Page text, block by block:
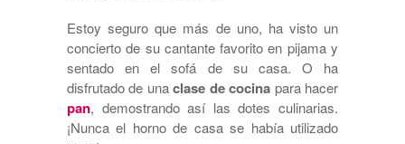
Estoy seguro que más de uno, ha visto un
concierto de su cantante favorito en pijama y
sentado en el sofá de su casa. O ha
disfrutado de unaclase de cocina para hacer
pan, demostrando así las dotes culinarias.
¡Nunca el horno de casa se había utilizado